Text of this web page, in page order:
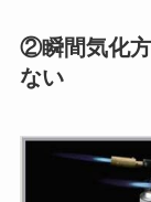
②瞬間気化
ない